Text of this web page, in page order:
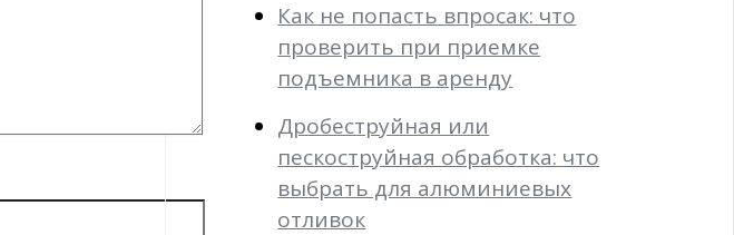
Как не попасть впросак: что
проверить при приемке
подъемника в аренду
Дробеструйная или
пескоструйная обработка: что
выбрать для алюминиевых
отливок